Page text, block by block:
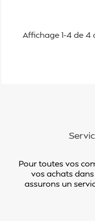
Affichage 1-4 de 4
Pour toutes vos
vos achats
assurons un